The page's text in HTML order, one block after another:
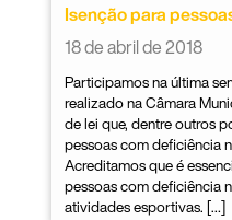
Isenção para
18 de abril de 2018
Participamos na última
realizado na Câmara
de lei que, dentre outros
pessoas com deficiência
Acreditamos que é
pessoas com deficiência
atividades esportivas. […]